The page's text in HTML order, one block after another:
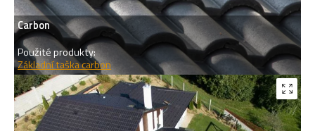
Carbon
Použité produkty:
Základní taška carbon